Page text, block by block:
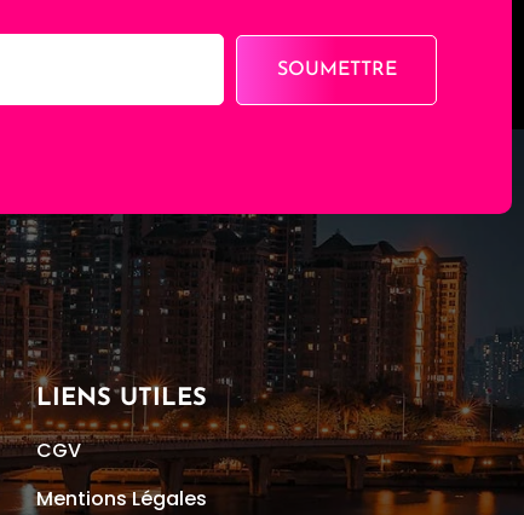
SOUMETTRE
LIENS UTILES
CGV
Mentions Légales